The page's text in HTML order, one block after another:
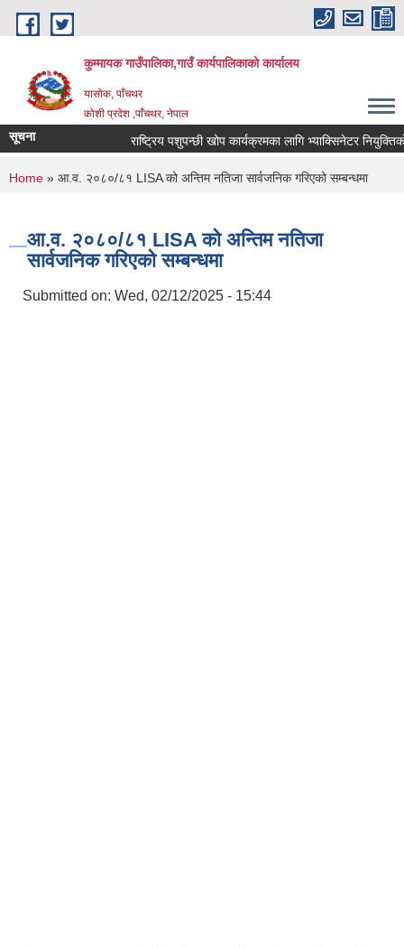
Skip to main content
कुम्मायक गाउँपालिका,गाउँ कार्यपालिकाको कार्यालय
यासोक, पाँचथर
कोशी प्रदेश ,पाँचथर, नेपाल
सूचना राष्ट्रिय पशुपन्छी खोप कार्यक्रमका लागि भ्याक्सिनेटर
You are here
Home » आ.व. २०८०/८१ LISA को अन्तिम नतिजा सार्वजनिक गरिएको सम्बन्धमा
आ.व. २०८०/८१ LISA को अन्तिम नतिजा
सार्वजनिक गरिएको सम्बन्धमा
Submitted on: Wed, 02/12/2025 - 15:44